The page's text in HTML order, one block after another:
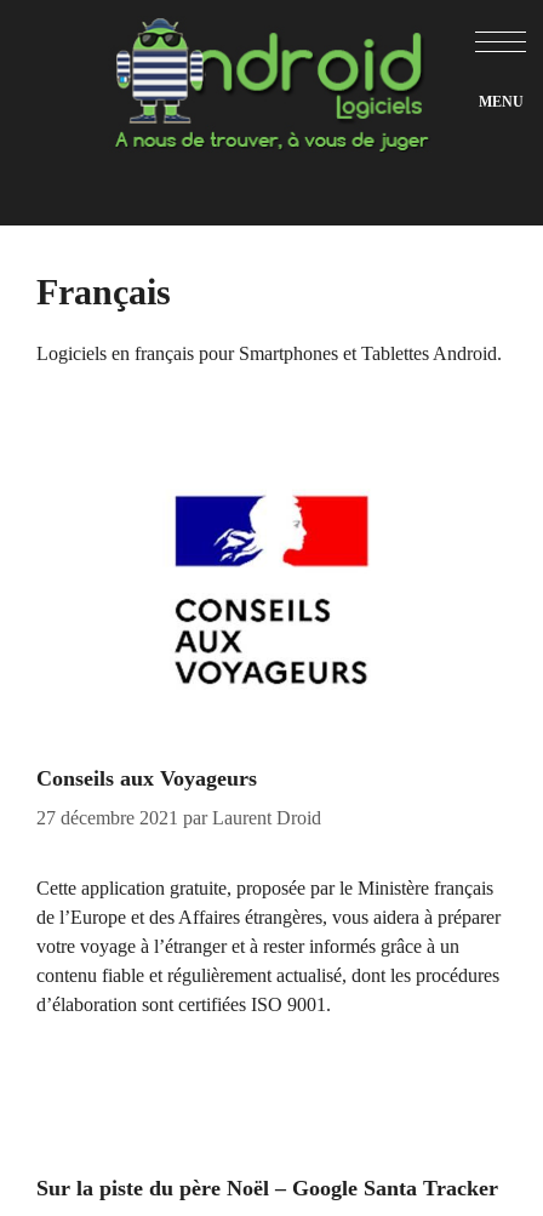
Français
Logiciels en français pour Smartphones et Tablettes Android.
Conseils aux Voyageurs
27 décembre 2021 parLaurent Droid
Cette application gratuite, proposée par le Ministère français
de l’Europe et des Affaires étrangères, vous aidera à préparer
votre voyage à l’étranger et à rester informés grâce à un
contenu fiable et régulièrement actualisé, dont les procédures
d’élaboration sont certifiées ISO 9001.
Sur la piste du père Noël – Google Santa Tracker